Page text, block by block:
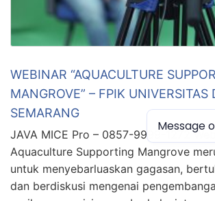
WEBINAR “AQUACULTURE
MANGROVE” – FPIK UNIVERSITAS
SEMARANG
JAVA MICE Pro – 0857-9999-1272
Aquaculture Supporting Mangrove
untuk menyebarluaskan gagasan,
dan berdiskusi mengenai
Message